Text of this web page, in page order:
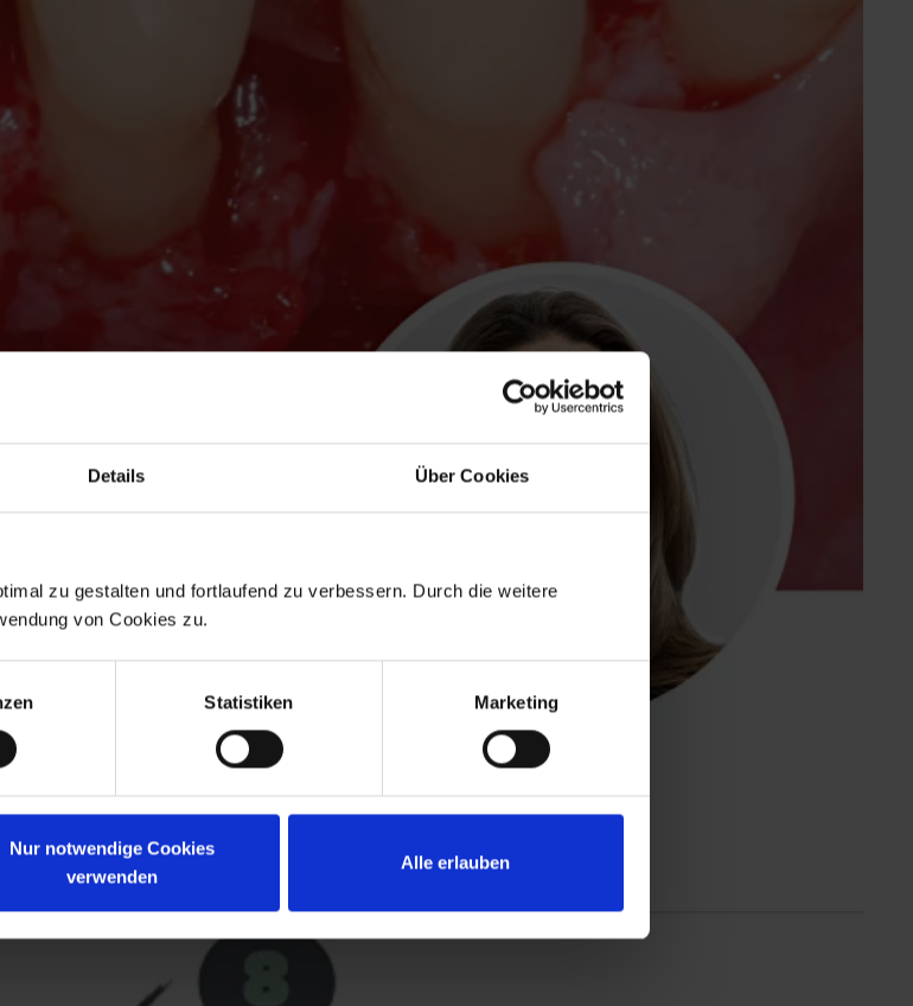
Details Über Cookies
zu gestalten und fortlaufend zu verbessern. Durch die weitere
von Cookies zu.
Statistiken Marketing
Nur notwendige Cookies
verwenden
Alle erlauben